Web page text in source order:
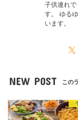
子供連れ
す。 ゆる
います。
NEW POST この